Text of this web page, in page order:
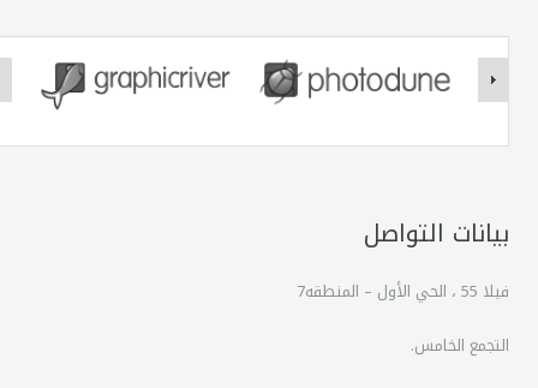
بيانات التواصل
فيلا 55 ، الحي الأول – المنطقه7
التجمع الخامس.